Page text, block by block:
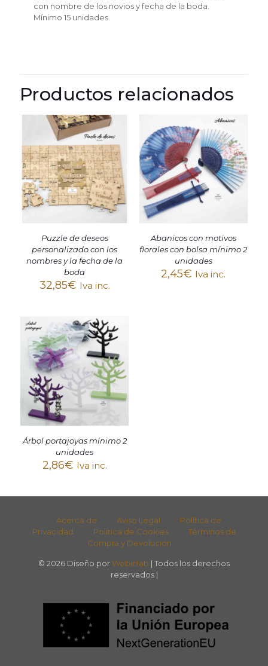
con nombre de los novios y fecha de la boda.
Mínimo 15 unidades.
Productos relacionados
Puzzle de deseos
personalizado con los
nombres y la fecha de la
boda
32,85€ Iva inc.
Abanicos con motivos
florales con bolsa mínimo 2
unidades
2,45€ Iva inc.
Árbol portajoyas mínimo 2
unidades
2,86€ Iva inc.
Acerca de Aviso Legal
Política de
Privacidad
Política de Cookies
Términos de
Compra y Devolución
© 2026 Diseño por Webinlab | Todos los derechos
reservados |